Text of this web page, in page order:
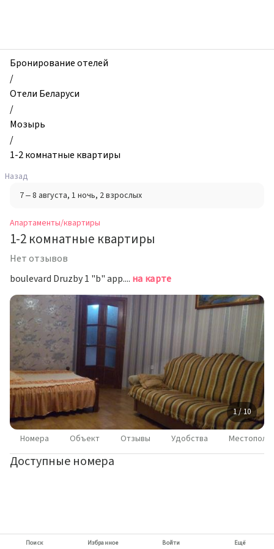
и
квартиры,
1-
комнатные
квартиры,
Мозырь,
Беларусь
Бронирование отелей
/
Отели Беларуси
/
Мозырь
/
1-2 комнатные квартиры
Назад
7 – 8 августа, 1 ночь, 2 взрослых
Апартаменты/квартиры
1-2 комнатные квартиры
Нет отзывов
boulevard Druzby 1 "b" app.15, 247760 Mazyr, Belarus, Мозырь на карте
1 / 10
Номера Объект Отзывы Удобства
Доступные номера
Поиск Избранное Войти Ещё